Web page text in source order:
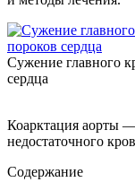
Сужение главного
сердца
Коарктация аорты —
недостаточного
Содержание